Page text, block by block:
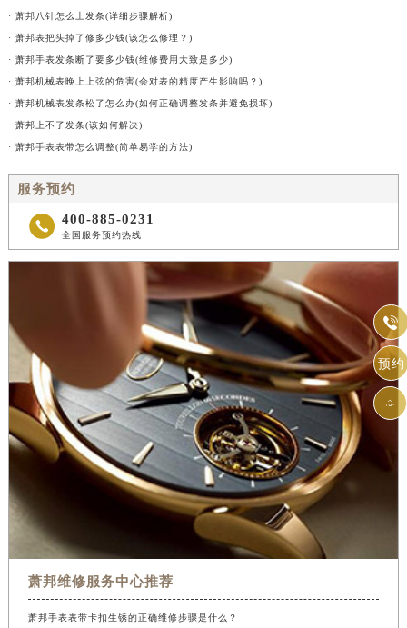
· 萧邦八针怎么上发条(详细步骤解析)
· 萧邦表把头掉了修多少钱(该怎么修理？)
· 萧邦手表发条断了要多少钱(维修费用大致是多少)
· 萧邦机械表晚上上弦的危害(会对表的精度产生影响吗？)
· 萧邦机械表发条松了怎么办(如何正确调整发条并避免损坏)
· 萧邦上不了发条(该如何解决)
· 萧邦手表表带怎么调整(简单易学的方法)
服务预约
 400-885-0231
全国服务预约热线
萧邦维修服务中心推荐
萧邦手表表带卡扣生锈的正确维修步骤是什么？

预约
